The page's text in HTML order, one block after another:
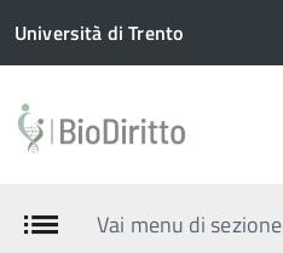
Università di Trento
Vai menu di sezione